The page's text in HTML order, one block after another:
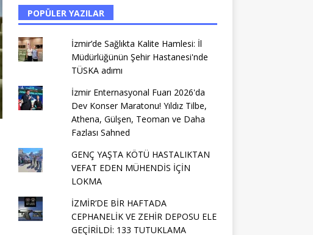
POPÜLER YAZILAR
İzmir’de Sağlıkta Kalite Hamlesi: İl
Müdürlüğünün Şehir Hastanesi'nde
TÜSKA adımı
İzmir Enternasyonal Fuarı 2026'da
Dev Konser Maratonu! Yıldız Tilbe,
Athena, Gülşen, Teoman ve Daha
Fazlası Sahned
GENÇ YAŞTA KÖTÜ HASTALIKTAN
VEFAT EDEN MÜHENDİS İÇİN
LOKMA
İZMİR’DE BİR HAFTADA
CEPHANELİK VE ZEHİR DEPOSU ELE
GEÇİRİLDİ: 133 TUTUKLAMA